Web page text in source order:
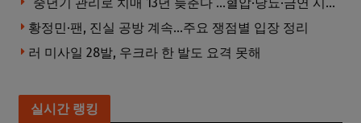
황정민·팬, 진실 공방 계속…주요 쟁점별 입장 정리
러 미사일 28발, 우크라 한 발도 요격 못해
실시간 랭킹